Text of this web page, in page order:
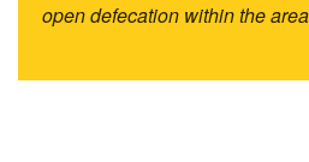
open defecation within the